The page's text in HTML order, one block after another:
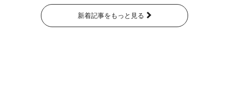
新着記事をもっと見る